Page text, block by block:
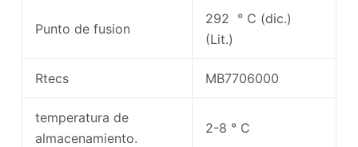
Punto de fusion
292 ° C (dic.)
(Lit.)
Rtecs MB7706000
temperatura de
almacenamiento.
2-8 ° C